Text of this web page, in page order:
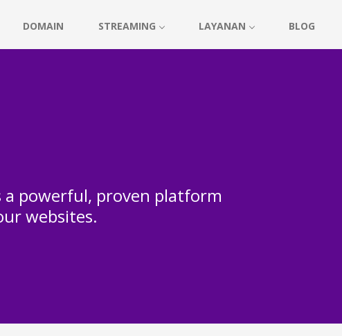
DOMAIN STREAMING LAYANAN BLOG
a powerful, proven platform
websites.